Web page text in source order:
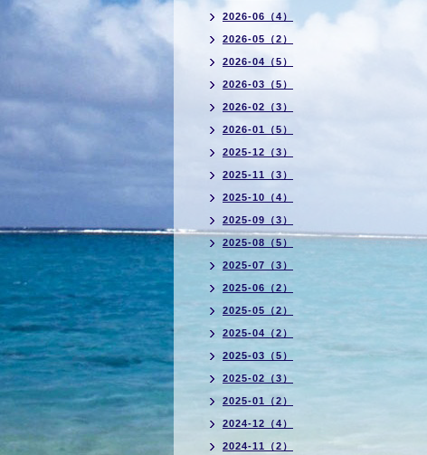
2026-06（4）
2026-05（2）
2026-04（5）
2026-03（5）
2026-02（3）
2026-01（5）
2025-12（3）
2025-11（3）
2025-10（4）
2025-09（3）
2025-08（5）
2025-07（3）
2025-06（2）
2025-05（2）
2025-04（2）
2025-03（5）
2025-02（3）
2025-01（2）
2024-12（4）
2024-11（2）